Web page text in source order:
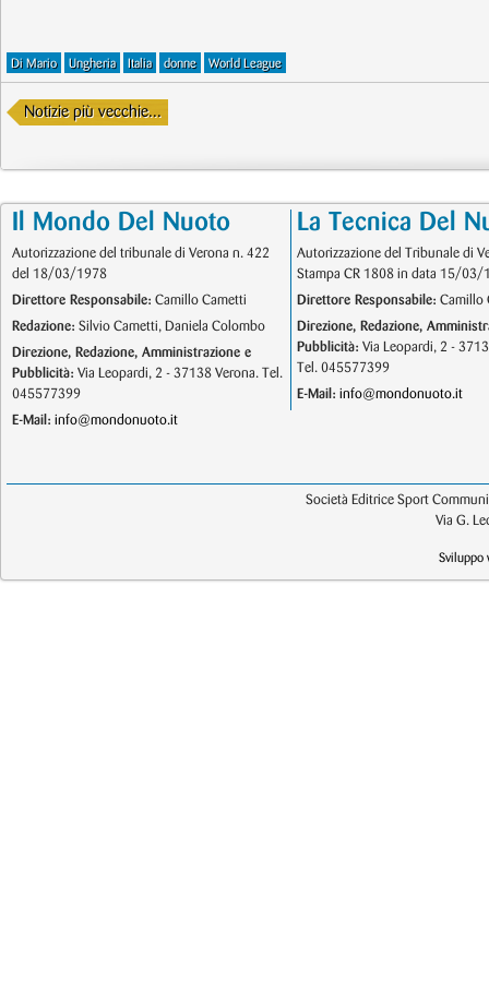
Di Mario Ungheria Italia donne World League
Notizie più vecchie...
Il Mondo Del Nuoto
Autorizzazione del tribunale di Verona n. 422
del 18/03/1978
Direttore Responsabile: Camillo Cametti
Redazione: Silvio Cametti, Daniela Colombo
Direzione, Redazione, Amministrazione e
Pubblicità: Via Leopardi, 2 - 37138 Verona. Tel.
045577399
E-Mail: info@mondonuoto.it
La Tecnica Del
Autorizzazione del Tribunale di
Stampa CR 1808 in data 15/03/
Direttore Responsabile: Camillo
Direzione, Redazione,
Pubblicità: Via Leopardi, 2 -
Tel. 045577399
E-Mail: info@mondonuoto.it
Società Editrice Sport
Via G.
Sviluppo